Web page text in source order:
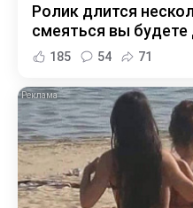
Ролик длится
смеяться вы будете
185 54 71